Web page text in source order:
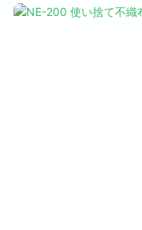
適応します。薄型で幅広の水